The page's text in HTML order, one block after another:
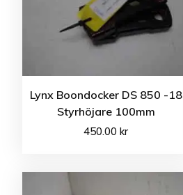
Lynx Boondocker DS 850 -18
Styrhöjare 100mm
450.00kr